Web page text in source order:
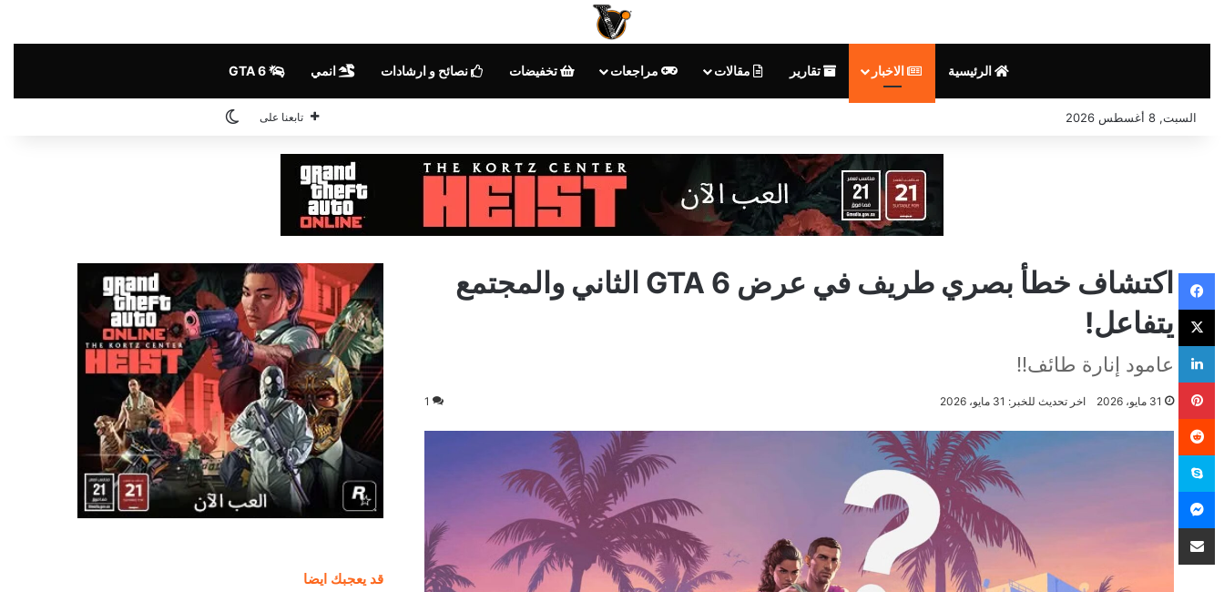
الرئيسية الاخبار تقارير مقالات مراجعات تخفيضات نصائح و ارشادات انمي
السبت, 8 أغسطس 2026 تابعنا على الوضع المظلم
اكتشاف خطأ بصري طريف في عرض GTA 6 الثاني والمجتمع
يتفاعل!
عامود إنارة طائف!!
31 مايو، 2026 اخر تحديث للخبر: 31 مايو، 2026 1
قد يعجبك ايضا
فيسبوك
‫X
لينكدإن
بينتيريست
سكايب
ماسنجر
مشاركة عبر البريد